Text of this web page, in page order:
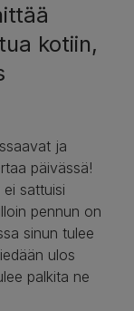
kotiin,
ja
päivässä!
sattuisi
pennun on
sinun tulee
ulos
palkita ne